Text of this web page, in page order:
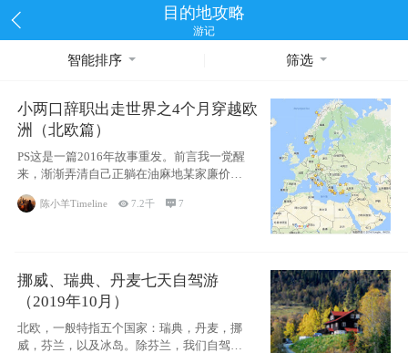
目的地攻略
游记
智能排序 筛选
小两口辞职出走世界之4个月穿越欧
洲（北欧篇）
PS这是一篇2016年故事重发。前言我一觉醒
来，渐渐弄清自己正躺在油麻地某家廉价宾
馆
陈小羊Timeline 7.2千 7
挪威、瑞典、丹麦七天自驾游
（2019年10月）
北欧，一般特指五个国家：瑞典，丹麦，挪
威，芬兰，以及冰岛。除芬兰，我们自驾游